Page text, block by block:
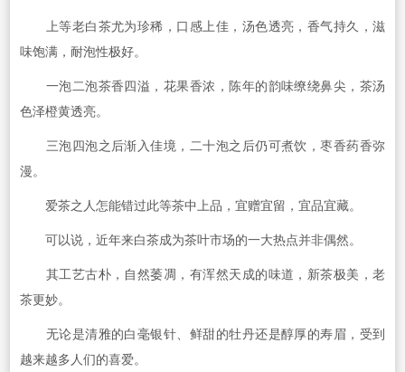
上等老白茶尤为珍稀，口感上佳，汤色透亮，香气持久，滋
味饱满，耐泡性极好。
一泡二泡茶香四溢，花果香浓，陈年的韵味缭绕鼻尖，茶汤
色泽橙黄透亮。
三泡四泡之后渐入佳境，二十泡之后仍可煮饮，枣香药香弥
漫。
爱茶之人怎能错过此等茶中上品，宜赠宜留，宜品宜藏。
可以说，近年来白茶成为茶叶市场的一大热点并非偶然。
其工艺古朴，自然萎凋，有浑然天成的味道，新茶极美，老
茶更妙。
无论是清雅的白毫银针、鲜甜的牡丹还是醇厚的寿眉，受到
越来越多人们的喜爱。